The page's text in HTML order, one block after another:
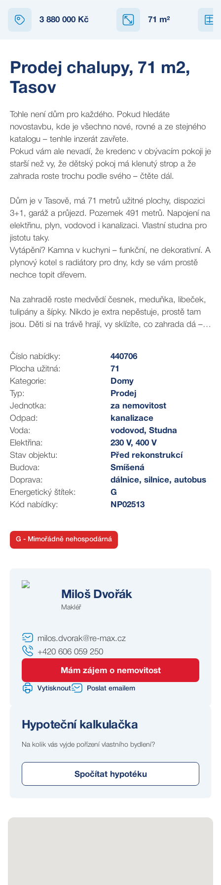
3 880 000 Kč 71 m²
Prodej chalupy, 71 m2,
Tasov
Tohle není dům pro každého. Pokud hledáte
novostavbu, kde je všechno nové, rovné a ze stejného
katalogu – tenhle inzerát zavřete.
Pokud vám ale nevadí, že kredenc v obývacím pokoji je
starší než vy, že dětský pokoj má klenutý strop a že
zahrada roste trochu podle svého – čtěte dál.
Dům je v Tasově, má 71 metrů užitné plochy, dispozici
3+1, garáž a průjezd. Pozemek 491 metrů. Napojení na
elektřinu, plyn, vodovod i kanalizaci. Vlastní studna pro
jistotu taky.
Vytápění? Kamna v kuchyni – funkční, ne dekorativní. A
plynový kotel s radiátory pro dny, kdy se vám prostě
nechce topit dřevem.
Na zahradě roste medvědí česnek, meduňka, libeček,
tulipány a šípky. Nikdo je extra nepěstuje, prostě tam
jsou. Děti si na trávě hrají, vy sklízíte, co zahrada dá –
Obec má školu, školku, obchod a hospodu. Velké
Meziříčí deset minut autem, Brno čtyřicet pět – nebo
padesát pět, D1 má své nálady.
Starý nábytek, který může být součástí prodeje,
dohodneme s konkrétním zájemcem.
Text a fotky jsou jen začátek, to hlavní kouzlo ucítíte až
na místě. Ozvěte se, domluvíme termín a dům i
zahradu si společně projdeme.
PS: Cena zahrnuje provizi a právní servis.
Číslo nabídky:
440706
Plocha užitná:
71
Kategorie:
Domy
Typ:
Prodej
Jednotka:
za nemovitost
Odpad:
kanalizace
Voda:
vodovod, Studna
Elektřina:
230 V, 400 V
Stav objektu:
Před rekonstrukcí
Budova:
Smíšená
Doprava:
dálnice, silnice, autobus
Energetický štítek:
G
Kód nabídky:
NP02513
G - Mimořádně nehospodárná
Miloš Dvořák
Makléř
milos.dvorak@re-max.cz
+420 606 059 250
Mám zájem o nemovitost
Vytisknout Poslat emailem
Hypoteční kalkulačka
Na kolik vás vyjde pořízení vlastního bydlení?
Spočítat hypotéku